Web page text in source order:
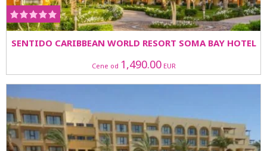
SENTIDO CARIBBEAN WORLD RESORT SOMA BAY HOTEL
Cene od 1,490.00EUR